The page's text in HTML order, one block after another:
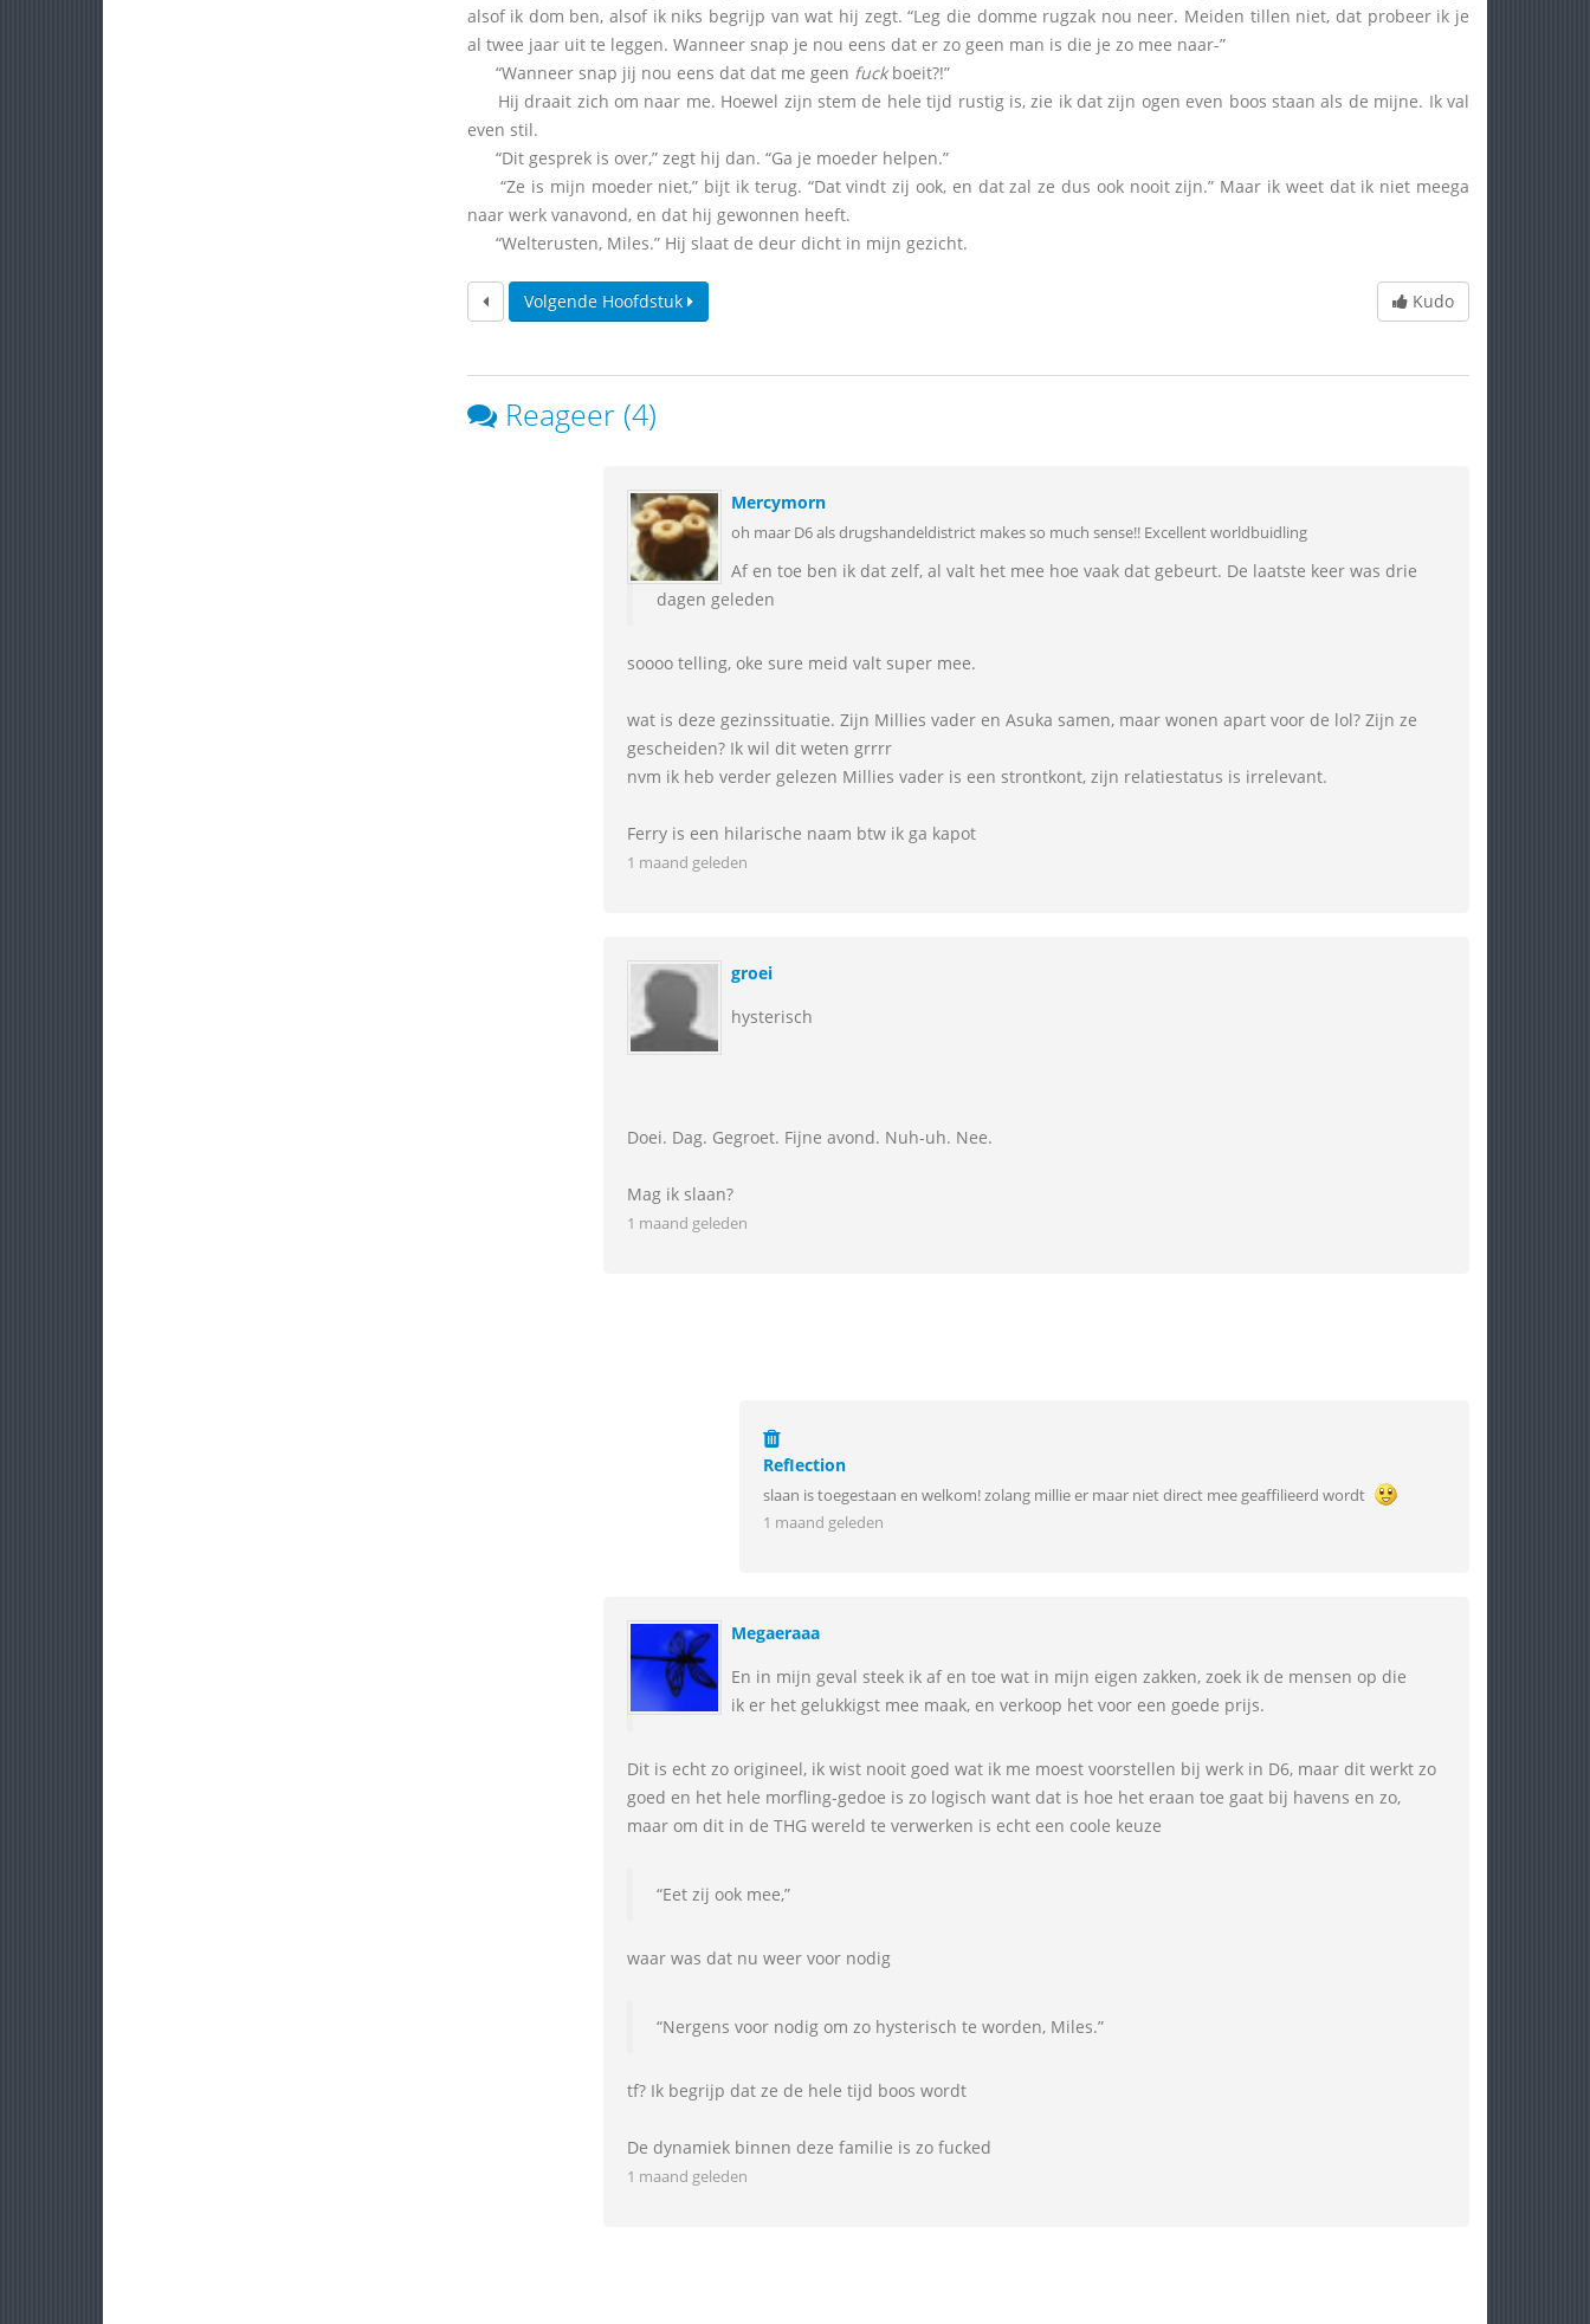
alsof ik dom ben, alsof ik niks begrijp van wat hij zegt. “Leg die domme rugzak nou neer. Meiden tillen niet, dat probeer ik je
al twee jaar uit te leggen. Wanneer snap je nou eens dat er zo geen man is die je zo mee naar-”
“Wanneer snap jij nou eens dat dat me geen fuckboeit?!”
Hij draait zich om naar me. Hoewel zijn stem de hele tijd rustig is, zie ik dat zijn ogen even boos staan als de mijne. Ik val
even stil.
“Dit gesprek is over,” zegt hij dan. “Ga je moeder helpen.”
“Ze is mijn moeder niet,” bijt ik terug. “Dat vindt zij ook, en dat zal ze dus ook nooit zijn.” Maar ik weet dat ik niet meega
naar werk vanavond, en dat hij gewonnen heeft.
“Welterusten, Miles.” Hij slaat de deur dicht in mijn gezicht.
Kudo
Volgende Hoofdstuk
Reageer (4)
Mercymorn
oh maar D6 als drugshandeldistrict makes so much sense!! Excellent worldbuidling
Af en toe ben ik dat zelf, al valt het mee hoe vaak dat gebeurt. De laatste keer was drie
dagen geleden
soooo telling, oke sure meid valt super mee.
wat is deze gezinssituatie. Zijn Millies vader en Asuka samen, maar wonen apart voor de lol? Zijn ze
gescheiden? Ik wil dit weten grrrr
nvm ik heb verder gelezen Millies vader is een strontkont, zijn relatiestatus is irrelevant.
Ferry is een hilarische naam btw ik ga kapot
1 maand geleden
groei
hysterisch
Doei. Dag. Gegroet. Fijne avond. Nuh-uh. Nee.
Mag ik slaan?
1 maand geleden
RefIection
slaan is toegestaan en welkom! zolang millie er maar niet direct mee geaffilieerd wordt
1 maand geleden
Megaeraaa
En in mijn geval steek ik af en toe wat in mijn eigen zakken, zoek ik de mensen op die
ik er het gelukkigst mee maak, en verkoop het voor een goede prijs.
Dit is echt zo origineel, ik wist nooit goed wat ik me moest voorstellen bij werk in D6, maar dit werkt zo
goed en het hele morfling-gedoe is zo logisch want dat is hoe het eraan toe gaat bij havens en zo,
maar om dit in de THG wereld te verwerken is echt een coole keuze
“Eet zij ook mee,”
waar was dat nu weer voor nodig
“Nergens voor nodig om zo hysterisch te worden, Miles.”
tf? Ik begrijp dat ze de hele tijd boos wordt
De dynamiek binnen deze familie is zo fucked
1 maand geleden